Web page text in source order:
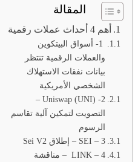
المقالة
أهم 4 أحداث عملات رقمية
1- أسواق البيتكوين
والعملات الرقمية تنتظر
بيانات نفقات الاستهلاك
الشخصي الأمريكية
2- Uniswap (UNI) –
التصويت لتمكين آلية تقاسم
الرسوم
3 – SEI – إطلاق Sei V2
4 – LINK – مناقشة